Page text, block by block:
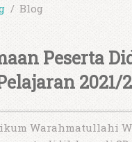
Blog
Peserta
2021/
Warahmatullahi